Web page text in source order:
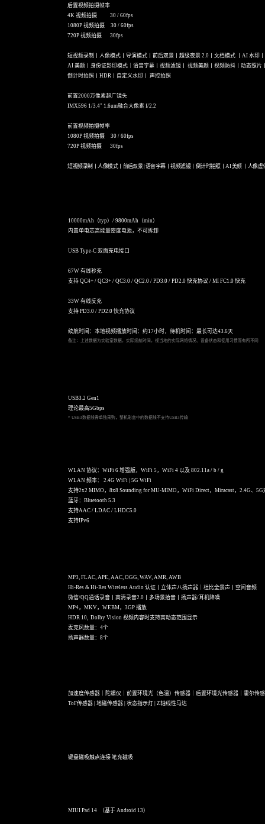
10000mAh（typ）/ 9800mAh（min）
内置单电芯高能量密度电池，不可拆卸
USB Type-C 双面充电接口
67W 有线秒充
支持 QC4+ / QC3+ / QC3.0 / QC2.0 / PD3.0 / PD2.0 快充协议 / MI FC1.0 快充
33W 有线反充
支持 PD3.0 / PD2.0 快充协议
续航时间：本地视频播放时间：约17小时，待机时间：最长可达43.6天
备注：上述数据为实验室数据，实际续航时间，视当地的实际网络情况、设备状态和使用习惯而有所不同
USB3.2 Gen1
理论最高5Gbps
* USB3数据线需单独采购，整机彩盒中的数据线不支持USB3传输
WLAN 协议：WiFi 6 增强版，WiFi 5，WiFi 4 以及 802.11a / b / g
WLAN 频率： 2.4G WiFi | 5G WiFi
支持2x2 MIMO，8x8 Sounding for MU-MIMO，WiFi Direct，Miracast，2.4G、5G
蓝牙：Bluetooth 5.3
支持AAC / LDAC / LHDC5.0
支持IPv6
MP3, FLAC, APE, AAC, OGG, WAV, AMR, AWB
Hi-Res & Hi-Res Wireless Audio 认证丨立体声八扬声器｜杜比全景声丨空间音频
微信/QQ通话录音丨高清录音2.0丨多场景拾音丨扬声器/耳机降噪
MP4，MKV，WEBM，3GP 播放
HDR 10, Dolby Vision 视频内容时支持高动态范围显示
麦克风数量：4个
扬声器数量：8个
加速度传感器｜陀螺仪｜前置环境光（色温）传感器｜后置环境光传感器｜霍尔传感
ToF传感器 | 地磁传感器 | 状态指示灯 | Z轴线性马达
键盘磁吸触点连接 笔充磁吸
MIUI Pad 14 （基于 Android 13）
后置视频拍摄帧率
4K 视频拍摄 30 / 60fps
1080P 视频拍摄 30 / 60fps
720P 视频拍摄 30fps
短视频录制丨人像模式丨导演模式丨前后双景丨超级夜景 2.0丨文档模式 丨AI 水印丨
AI 美颜丨身份证影印模式｜语音字幕丨视频滤镜丨 视频美颜丨视频防抖丨动态照片丨
倒计时拍照丨HDR丨自定义水印丨 声控拍照
前置2000万像素超广镜头
IMX596 1/3.4" 1.6um融合大像素 f/2.2
前置视频拍摄帧率
1080P 视频拍摄 30 / 60fps
720P 视频拍摄 30fps
短视频录制丨人像模式丨前后双景 | 语音字幕丨视频滤镜丨倒计时拍照丨AI 美颜 丨人像